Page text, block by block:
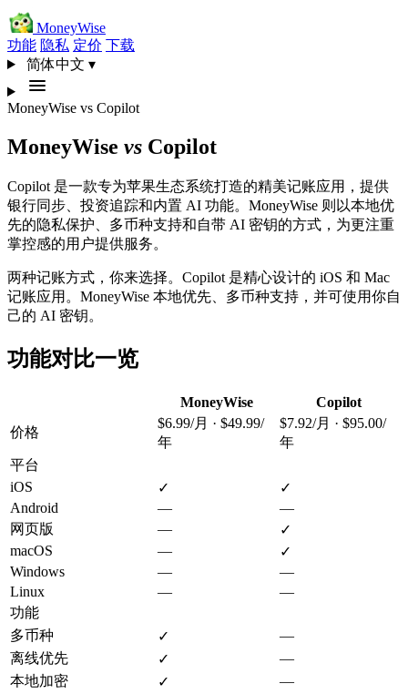
MoneyWise
功能 隐私 定价 下载
简体中文 ▾
MoneyWise vs Copilot
MoneyWise vs Copilot
Copilot 是一款专为苹果生态系统打造的精美记账应用，提供
银行同步、投资追踪和内置 AI 功能。MoneyWise 则以本地优
先的隐私保护、多币种支持和自带 AI 密钥的方式，为更注重
掌控感的用户提供服务。
两种记账方式，你来选择。Copilot 是精心设计的 iOS 和 Mac
记账应用。MoneyWise 本地优先、多币种支持，并可使用你自
己的 AI 密钥。
功能对比一览
MoneyWise
Copilot
价格
$6.99/月 · $49.99/
年
$7.92/月 · $95.00/
年
平台
iOS
✓
✓
Android
—
—
网页版
—
✓
macOS
—
✓
Windows
—
—
Linux
—
—
功能
多币种
✓
—
离线优先
✓
—
本地加密
✓
—